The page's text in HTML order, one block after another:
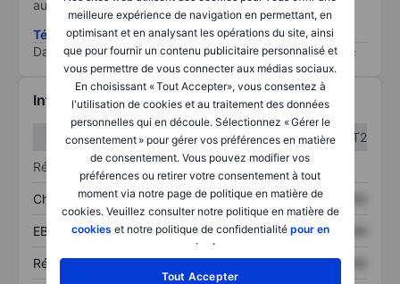
meilleure expérience de navigation en permettant, en
optimisant et en analysant les opérations du site, ainsi
que pour fournir un contenu publicitaire personnalisé et
vous permettre de vous connecter aux médias sociaux.
En choisissant « Tout Accepter», vous consentez à
l'utilisation de cookies et au traitement des données
personnelles qui en découle. Sélectionnez « Gérer le
consentement » pour gérer vos préférences en matière
de consentement. Vous pouvez modifier vos
préférences ou retirer votre consentement à tout
moment via notre page de politique en matière de
cookies. Veuillez consulter notre politique en matière de
cookies et notre politique de confidentialité pour en
savoir plus
Tout Accepter
au risque le plus élevé).
Télécharger la méthodologie ESG (en anglais)
Data provided by
/
Informations financières
T1
T2
Résultats
Chiffre d’affaires XXXXXXX XXXXXXX
EBITDA XXXXXXX XXXXXXX
Résultat net XXXXXXX XXXXXXX